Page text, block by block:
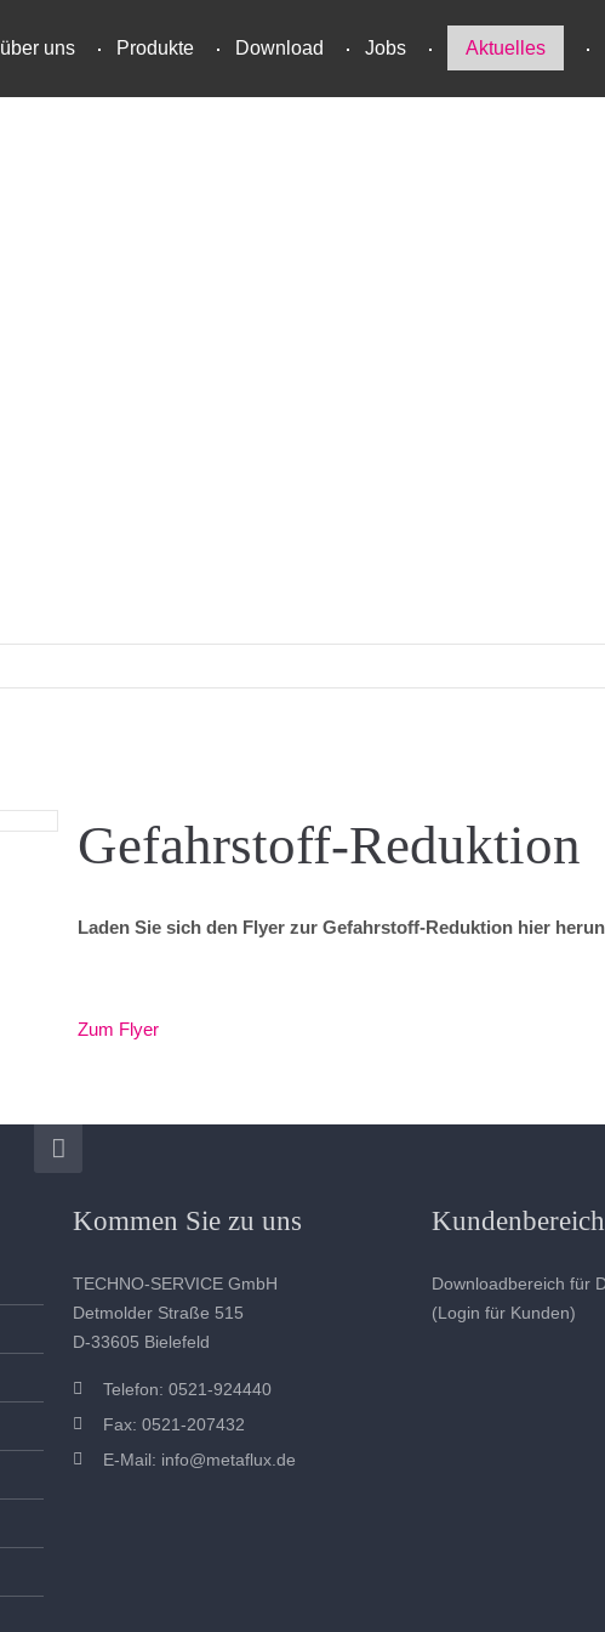
über uns Produkte Download Jobs Aktuelles
Gefahrstoff-Reduktion
Laden Sie sich den Flyer zur Gefahrstoff-Reduktion hier
Zum Flyer
Kommen Sie zu uns
TECHNO-SERVICE GmbH
Detmolder Straße 515
D-33605 Bielefeld
Telefon: 0521-924440
Fax: 0521-207432
E-Mail: info@metaflux.de
Kundenbereich
Downloadbereich für
(Login für Kunden)